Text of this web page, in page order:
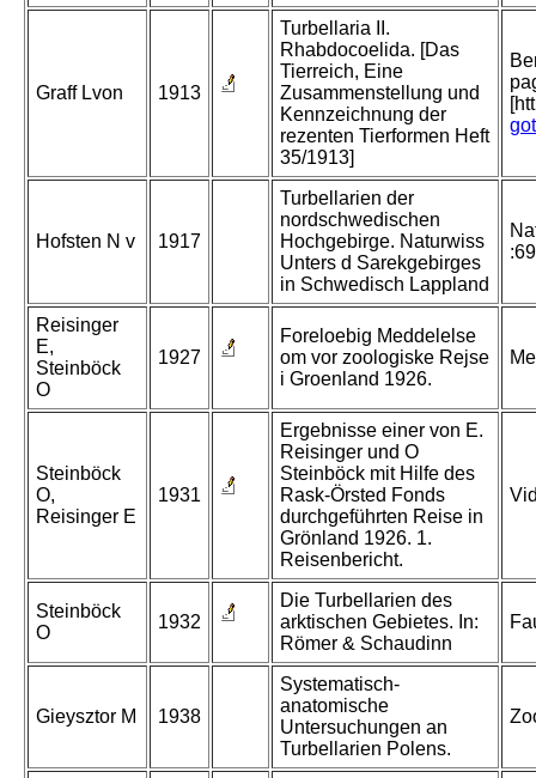
Graff Lvon 1913
Turbellaria II.
Rhabdocoelida. [Das
Tierreich, Eine
Zusammenstellung und
Kennzeichnung der
rezenten Tierformen Heft
35/1913]
Hofsten N v 1917
Turbellarien der
nordschwedischen
Hochgebirge. Naturwiss
Unters d Sarekgebirges
in Schwedisch Lappland
Reisinger
E,
Steinböck
O
1927
Foreloebig Meddelelse
om vor zoologiske Rejse
i Groenland 1926.
Steinböck
O,
Reisinger E
1931
Ergebnisse einer von E.
Reisinger und O
Steinböck mit Hilfe des
Rask-Örsted Fonds
durchgeführten Reise in
Grönland 1926. 1.
Reisenbericht.
Steinböck
O
1932
Die Turbellarien des
arktischen Gebietes. In:
Römer & Schaudinn
Gieysztor M 1938
Systematisch-
anatomische
Untersuchungen an
Turbellarien Polens.